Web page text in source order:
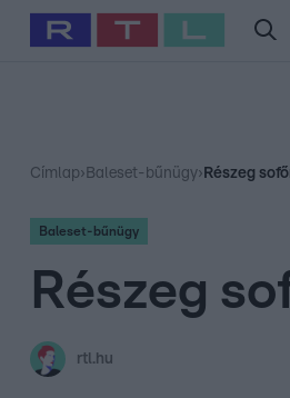
Babits Marcella Szellő István
Címlap› Baleset-bűnügy› Részeg
Baleset-bűnügy
Részeg
rtl.hu